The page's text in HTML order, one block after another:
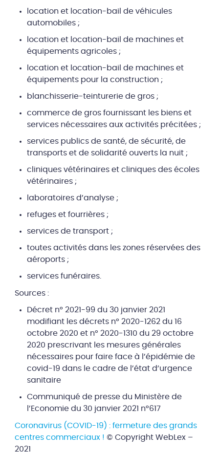
location et location-bail de véhicules
automobiles ;
location et location-bail de machines et
équipements agricoles ;
location et location-bail de machines et
équipements pour la construction ;
blanchisserie-teinturerie de gros ;
commerce de gros fournissant les biens et
services nécessaires aux activités précitées ;
services publics de santé, de sécurité, de
transports et de solidarité ouverts la nuit ;
cliniques vétérinaires et cliniques des écoles
vétérinaires ;
laboratoires d’analyse ;
refuges et fourrières ;
services de transport ;
toutes activités dans les zones réservées des
aéroports ;
services funéraires.
Sources :
Décret n° 2021-99 du 30 janvier 2021
modifiant les décrets n° 2020-1262 du 16
octobre 2020 et n° 2020-1310 du 29 octobre
2020 prescrivant les mesures générales
nécessaires pour faire face à l’épidémie de
covid-19 dans le cadre de l’état d’urgence
sanitaire
Communiqué de presse du Ministère de
l’Economie du 30 janvier 2021 n°617
Coronavirus (COVID-19) : fermeture des grands
centres commerciaux ! © Copyright WebLex –
2021